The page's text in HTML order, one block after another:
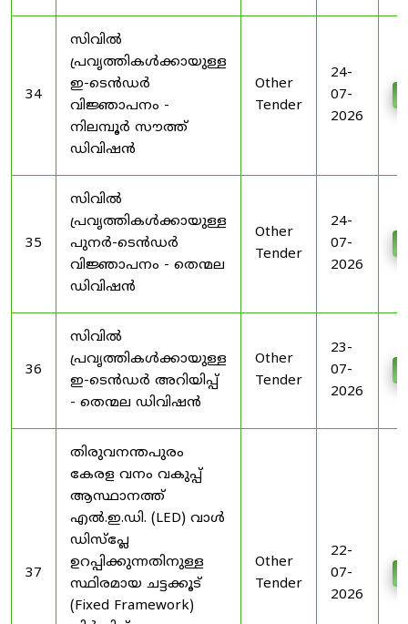
34
സിവിൽ
പ്രവൃത്തികൾക്കായുള്ള
ഇ-ടെൻഡർ
വിജ്ഞാപനം -
നിലമ്പൂർ സൗത്ത്
ഡിവിഷൻ
Other
Tender
24-
07-
2026
35
സിവിൽ
പ്രവൃത്തികൾക്കായുള്ള
പുനർ-ടെൻഡർ
വിജ്ഞാപനം - തെന്മല
ഡിവിഷൻ
Other
Tender
24-
07-
2026
36
സിവിൽ
പ്രവൃത്തികൾക്കായുള്ള
ഇ-ടെൻഡർ അറിയിപ്പ്
- തെന്മല ഡിവിഷൻ
Other
Tender
23-
07-
2026
37
തിരുവനന്തപുരം
കേരള വനം വകുപ്പ്
ആസ്ഥാനത്ത്
എൽ.ഇ.ഡി. (LED) വാൾ
ഡിസ്‌പ്ലേ
ഉറപ്പിക്കുന്നതിനുള്ള
സ്ഥിരമായ ചട്ടക്കൂട്
(Fixed Framework)
Other
Tender
22-
07-
2026